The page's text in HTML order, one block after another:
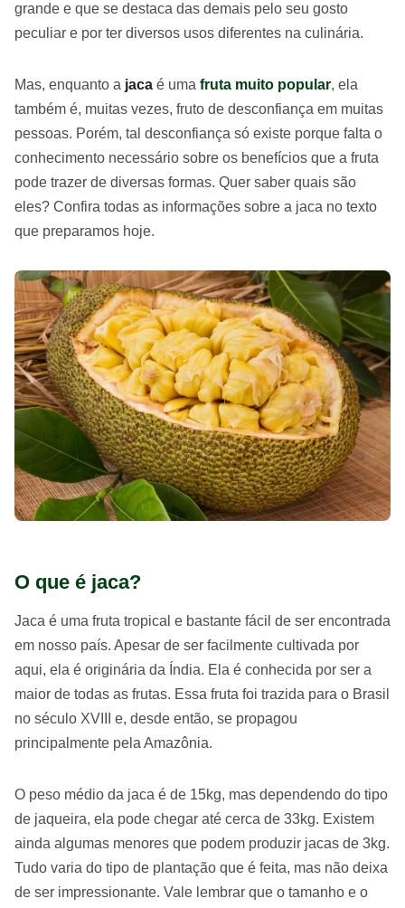
grande e que se destaca das demais pelo seu gosto
peculiar e por ter diversos usos diferentes na culinária.
Mas, enquanto a jaca é uma fruta muito popular, ela
também é, muitas vezes, fruto de desconfiança em muitas
pessoas. Porém, tal desconfiança só existe porque falta o
conhecimento necessário sobre os benefícios que a fruta
pode trazer de diversas formas. Quer saber quais são
eles? Confira todas as informações sobre a jaca no texto
que preparamos hoje.
O que é jaca?
Jaca é uma fruta tropical e bastante fácil de ser encontrada
em nosso país. Apesar de ser facilmente cultivada por
aqui, ela é originária da Índia. Ela é conhecida por ser a
maior de todas as frutas. Essa fruta foi trazida para o Brasil
no século XVIII e, desde então, se propagou
principalmente pela Amazônia.
O peso médio da jaca é de 15kg, mas dependendo do tipo
de jaqueira, ela pode chegar até cerca de 33kg. Existem
ainda algumas menores que podem produzir jacas de 3kg.
Tudo varia do tipo de plantação que é feita, mas não deixa
de ser impressionante. Vale lembrar que o tamanho e o